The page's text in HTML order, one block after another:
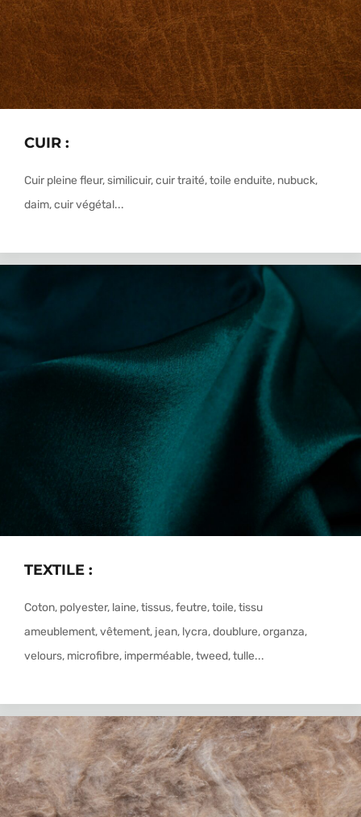
CUIR :
Cuir pleine fleur, similicuir, cuir traité, toile enduite, nubuck,
daim, cuir végétal...
TEXTILE :
Coton, polyester, laine, tissus, feutre, toile, tissu
ameublement, vêtement, jean, lycra, doublure, organza,
velours, microfibre, imperméable, tweed, tulle...